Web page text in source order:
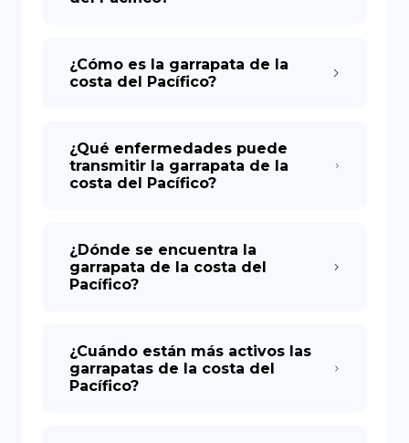
¿Cómo es la garrapata de la
costa del Pacífico?
¿Qué enfermedades puede
transmitir la garrapata de la
costa del Pacífico?
¿Dónde se encuentra la
garrapata de la costa del
Pacífico?
¿Cuándo están más activos las
garrapatas de la costa del
Pacífico?